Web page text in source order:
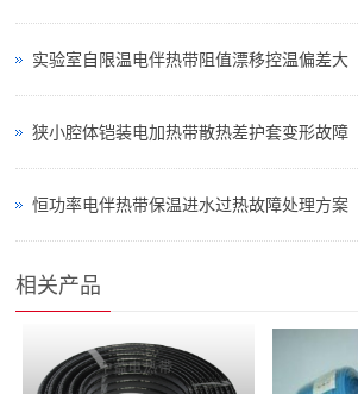
实验室自限温电伴热带阻值漂移控温偏差大
狭小腔体铠装电加热带散热差护套变形故障
恒功率电伴热带保温进水过热故障处理方案
相关产品